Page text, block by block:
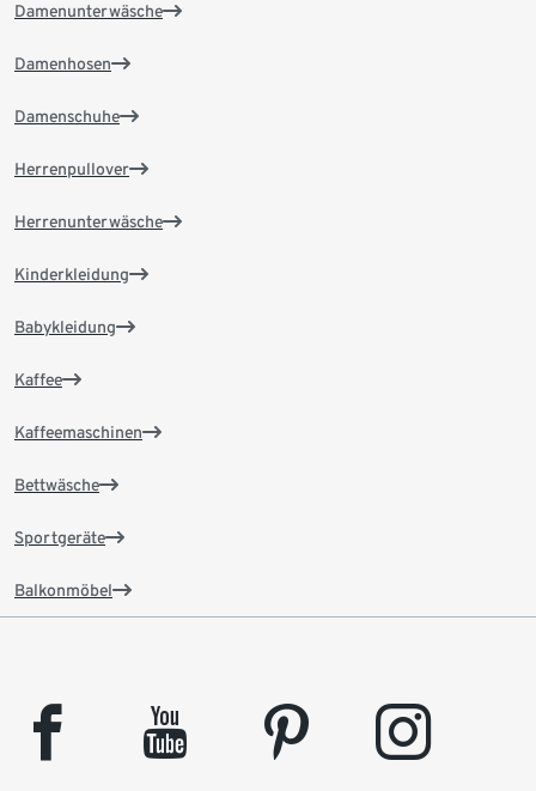
Damenunterwäsche
Damenhosen
Damenschuhe
Herrenpullover
Herrenunterwäsche
Kinderkleidung
Babykleidung
Kaffee
Kaffeemaschinen
Bettwäsche
Sportgeräte
Balkonmöbel
facebook youtube pinterest instagram